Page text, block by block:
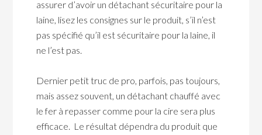
assurer d’avoir un détachant sécuritaire pour la
laine, lisez les consignes sur le produit, s’il n’est
pas spécifié qu’il est sécuritaire pour la laine, il
ne l’est pas.
Dernier petit truc de pro, parfois, pas toujours,
mais assez souvent, un détachant chauffé avec
le fer à repasser comme pour la cire sera plus
efficace. Le résultat dépendra du produit que